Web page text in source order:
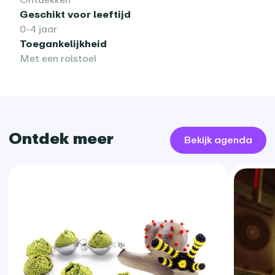
Geschikt voor leeftijd
0-4 jaar
Toegankelijkheid
Met een rolstoel
Ontdek meer Bekijk agenda